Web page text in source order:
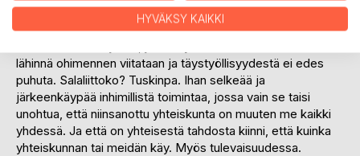
Työttömyysteollinen kompleksi on kirjana epämukavan
suoraa puhetta suomalaisen työvoimapolitiikan
lähinnä ohimennen viitataan ja täystyöllisyydestä ei edes
puhuta. Salaliittoko? Tuskinpa. Ihan selkeää ja
järkeenkäypää inhimillistä toimintaa, jossa vain se taisi
unohtua, että niinsanottu yhteiskunta on muuten me kaikki
yhdessä. Ja että on yhteisestä tahdosta kiinni, että kuinka
yhteiskunnan tai meidän käy. Myös tulevaisuudessa.
HYVÄKSY KAIKKI